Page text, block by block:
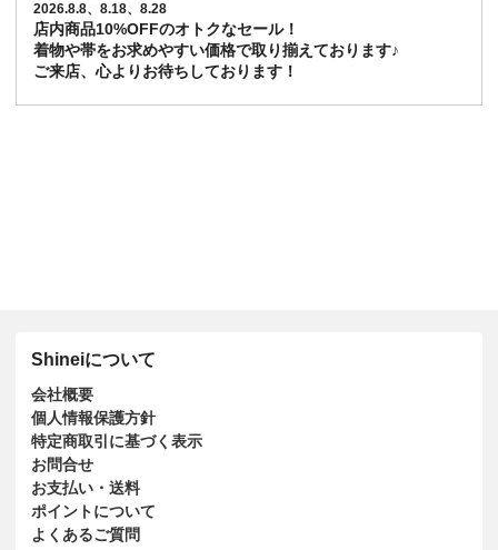
2026.8.8、8.18、8.28
店内商品10%OFFのオトクなセール！
着物や帯をお求めやすい価格で取り揃えております♪
ご来店、心よりお待ちしております！
Shineiについて
会社概要
個人情報保護方針
特定商取引に基づく表示
お問合せ
お支払い・送料
ポイントについて
よくあるご質問